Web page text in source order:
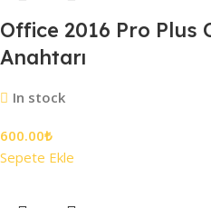
Office 2016 Pro Plus
Anahtarı
In stock
600.00₺
Sepete Ekle